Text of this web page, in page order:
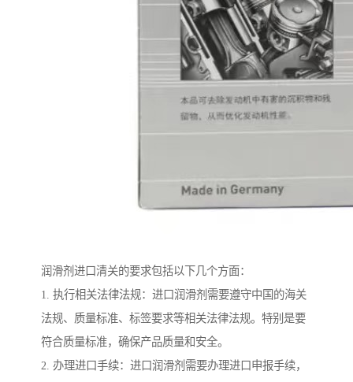
润滑剂进口清关的要求包括以下几个方面：
1. 执行相关法律法规：进口润滑剂需要遵守中国的海关
法规、质量标准、标签要求等相关法律法规。特别是要
符合质量标准，确保产品质量和安全。
2. 办理进口手续：进口润滑剂需要办理进口申报手续，